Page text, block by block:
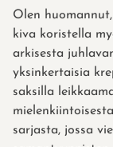
Olen
kiva koristella
arkisesta
yksinkertaisia
saksilla
sarjasta, jossa